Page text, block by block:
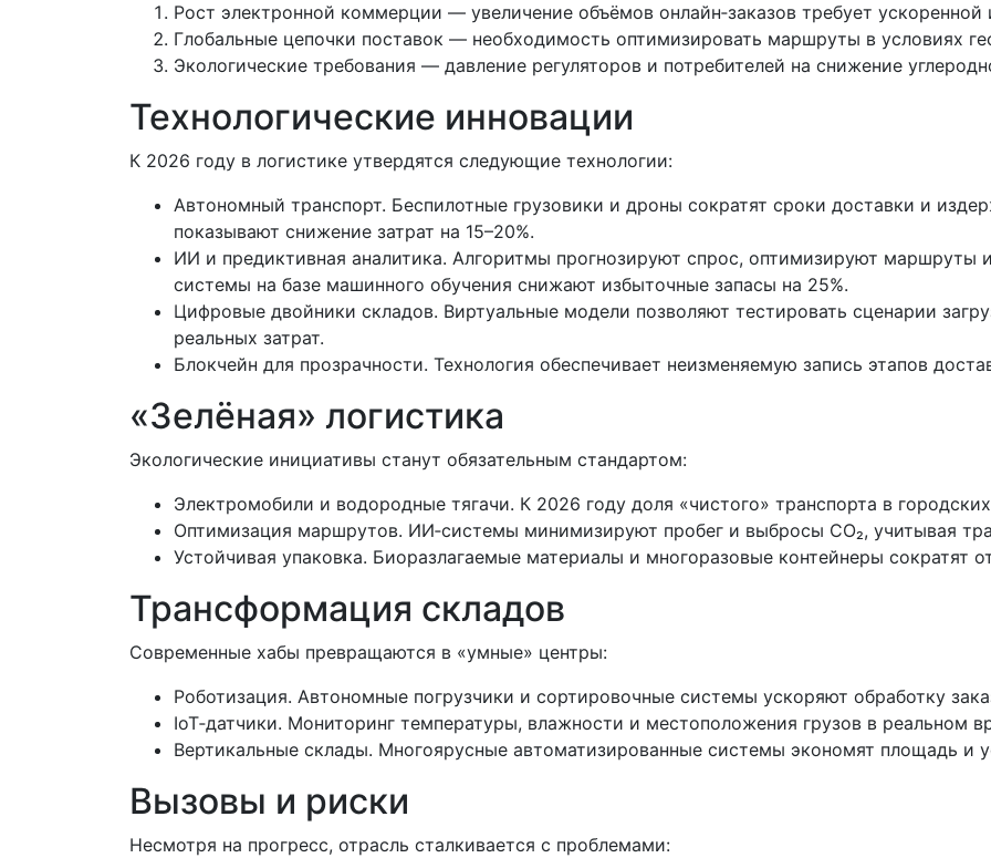
Рост электронной коммерции — увеличение объёмов онлайн‑заказов требует ускоренной
Глобальные цепочки поставок — необходимость оптимизировать маршруты в условиях
Экологические требования — давление регуляторов и потребителей на снижение
Технологические инновации
К 2026 году в логистике утвердятся следующие технологии:
Автономный транспорт. Беспилотные грузовики и дроны сократят сроки доставки и
показывают снижение затрат на 15–20%.
ИИ и предиктивная аналитика. Алгоритмы прогнозируют спрос, оптимизируют маршруты
системы на базе машинного обучения снижают избыточные запасы на 25%.
Цифровые двойники складов. Виртуальные модели позволяют тестировать сценарии
реальных затрат.
Блокчейн для прозрачности. Технология обеспечивает неизменяемую запись этапов
«Зелёная» логистика
Экологические инициативы станут обязательным стандартом:
Электромобили и водородные тягачи. К 2026 году доля «чистого» транспорта в
Оптимизация маршрутов. ИИ‑системы минимизируют пробег и выбросы CO₂, учитывая
Устойчивая упаковка. Биоразлагаемые материалы и многоразовые контейнеры сократят
Трансформация складов
Современные хабы превращаются в «умные» центры:
Роботизация. Автономные погрузчики и сортировочные системы ускоряют обработку
IoT‑датчики. Мониторинг температуры, влажности и местоположения грузов в реальном
Вертикальные склады. Многоярусные автоматизированные системы экономят площадь и
Вызовы и риски
Несмотря на прогресс, отрасль сталкивается с проблемами: